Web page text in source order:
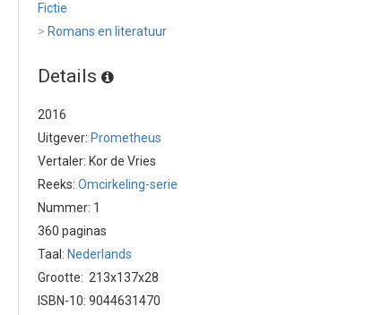
Fictie
> Romans en literatuur
Details
2016
Uitgever: Prometheus
Vertaler: Kor de Vries
Reeks: Omcirkeling-serie
Nummer: 1
360 paginas
Taal: Nederlands
Grootte: 213x137x28
ISBN-10: 9044631470